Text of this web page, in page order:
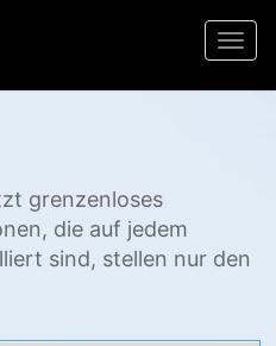
grenzenloses
die auf jedem
sind, stellen nur den